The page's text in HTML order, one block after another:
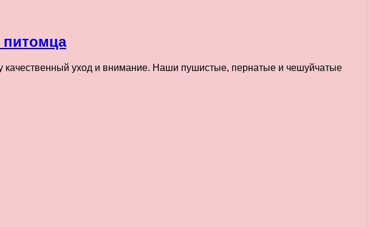
качественный уход и внимание. Наши пушистые, пернатые и чешуйчатые